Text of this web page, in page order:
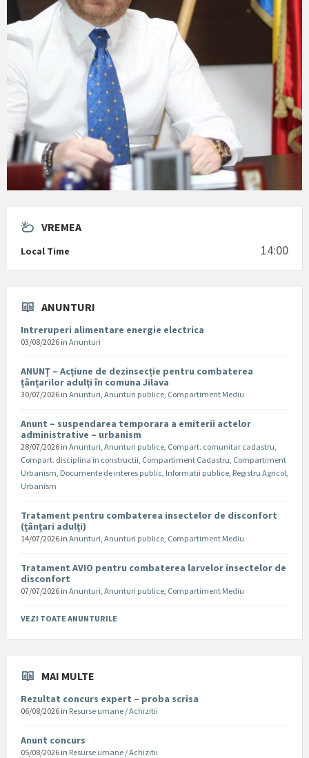
VREMEA
Local Time 14:00
ANUNTURI
Intreruperi alimentare energie electrica
03/08/2026 in Anunturi
ANUNȚ – Acțiune de dezinsecție pentru combaterea
țânțarilor adulți în comuna Jilava
30/07/2026 in Anunturi, Anunturi publice, Compartiment Mediu
Anunt – suspendarea temporara a emiterii actelor
administrative – urbanism
28/07/2026 in Anunturi, Anunturi publice, Compart. comunitar cadastru,
Compart. disciplina in constructii, Compartiment Cadastru, Compartiment
Urbanism, Documente de interes public, Informatii publice, Registru Agricol,
Urbanism
Tratament pentru combaterea insectelor de disconfort
(țânțari adulți)
14/07/2026 in Anunturi, Anunturi publice, Compartiment Mediu
Tratament AVIO pentru combaterea larvelor insectelor de
disconfort
07/07/2026 in Anunturi, Anunturi publice, Compartiment Mediu
VEZI TOATE ANUNTURILE
MAI MULTE
Rezultat concurs expert – proba scrisa
06/08/2026 in Resurse umane / Achizitii
Anunt concurs
05/08/2026 in Resurse umane / Achizitii